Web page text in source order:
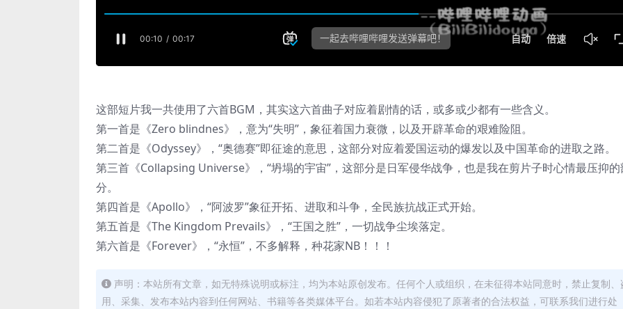
这部短片我一共使用了六首BGM，其实这六首曲子对应着剧情的话，或多或少都有一些含义。
第一首是《Zero blindnes》，意为“失明”，象征着国力衰微，以及开辟革命的艰难险阻。
第二首是《Odyssey》，“奥德赛”即征途的意思，这部分对应着爱国运动的爆发以及中国革命的进取之路。
第三首《Collapsing Universe》，“坍塌的宇宙”，这部分是日军侵华战争，也是我在剪片子时心情最压抑的
分。
第四首是《Apollo》，“阿波罗”象征开拓、进取和斗争，全民族抗战正式开始。
第五首是《The Kingdom Prevails》，“王国之胜”，一切战争尘埃落定。
第六首是《Forever》，“永恒”，不多解释，种花家NB！！！
声明：本站所有文章，如无特殊说明或标注，均为本站原创发布。任何个人或组织，在未征得本站同意时，禁止复制、
用、采集、发布本站内容到任何网站、书籍等各类媒体平台。如若本站内容侵犯了原著者的合法权益，可联系我们进行处